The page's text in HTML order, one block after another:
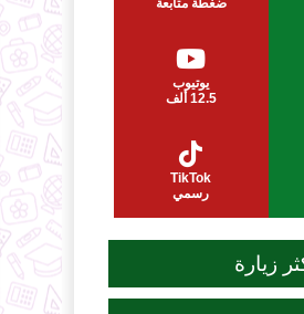
يوتيوب
12.5 ألف
TikTok
رسمي
زيارة